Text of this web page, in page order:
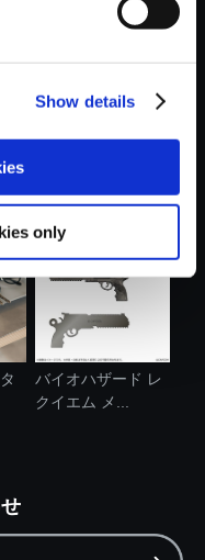
Show details
only
バイオハザード レ
クイエム メ...